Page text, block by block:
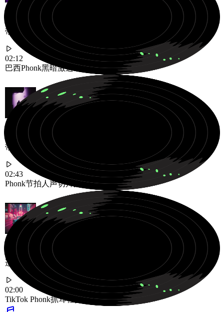
带有黑暗氛围的巴西风格Phonk节拍
02:12
巴西Phonk黑暗激进
带有⼈声切片和失真⼈声的Phonk节拍
02:43
Phonk节拍 人声切片 失真人声
适合TikTok剪辑的抓耳Phonk节拍
02:00
TikTok Phonk抓耳社交媒体